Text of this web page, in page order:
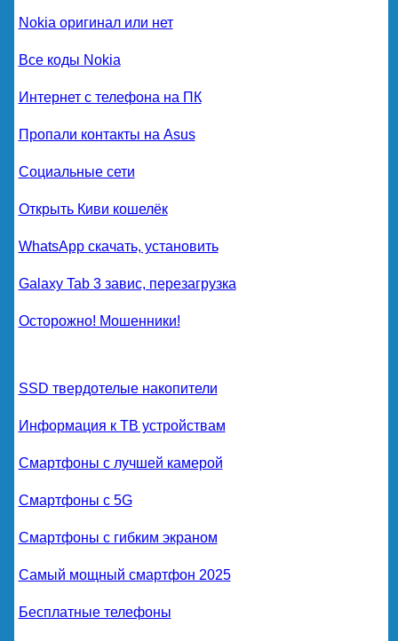
Nokia оригинал или нет
Все коды Nokia
Интернет с телефона на ПК
Пропали контакты на Asus
Социальные сети
Открыть Киви кошелёк
WhatsApp скачать, установить
Galaxy Tab 3 завис, перезагрузка
Осторожно! Мошенники!
SSD твердотелые накопители
Информация к ТВ устройствам
Смартфоны с лучшей камерой
Смартфоны с 5G
Смартфоны с гибким экраном
Самый мощный смартфон 2025
Бесплатные телефоны